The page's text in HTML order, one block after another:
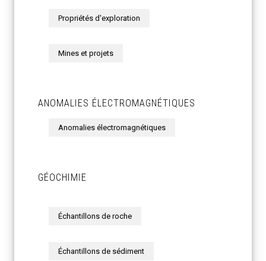
Propriétés d'exploration
Mines et projets
ANOMALIES ÉLECTROMAGNÉTIQUES
Anomalies électromagnétiques
GÉOCHIMIE
Échantillons de roche
Échantillons de sédiment